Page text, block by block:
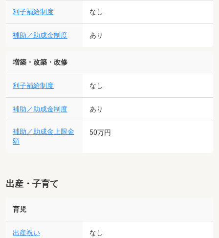
利子補給制度 なし
補助／助成金制度 あり
増築・改築・改修
利子補給制度 なし
補助／助成金制度 あり
補助／助成金上限金
額
50万円
出産・子育て
育児
出産祝い なし